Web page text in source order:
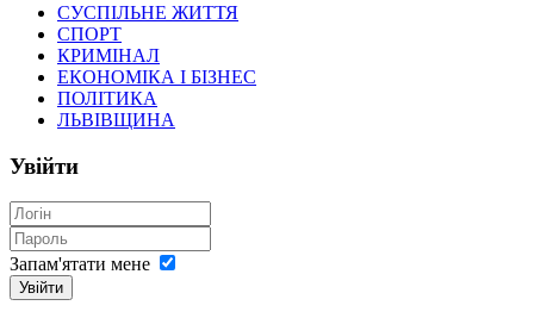
СУСПІЛЬНЕ ЖИТТЯ
СПОРТ
КРИМІНАЛ
ЕКОНОМІКА І БІЗНЕС
ПОЛІТИКА
ЛЬВІВЩИНА
Увійти
Запам'ятати мене
Увійти